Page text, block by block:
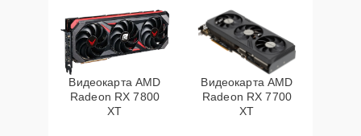
Видеокарта AMD
Radeon RX 7800
XT
Видеокарта AMD
Radeon RX 7700
XT